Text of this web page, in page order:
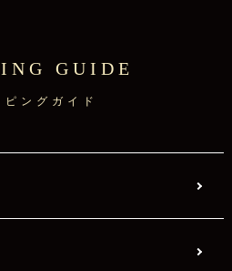
GUIDE
ピングガイド